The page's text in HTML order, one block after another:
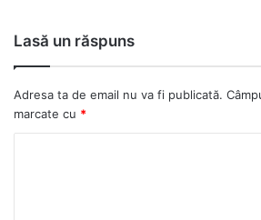
Lasă un răspuns
Adresa ta de email nu va fi publicată.
marcate cu *